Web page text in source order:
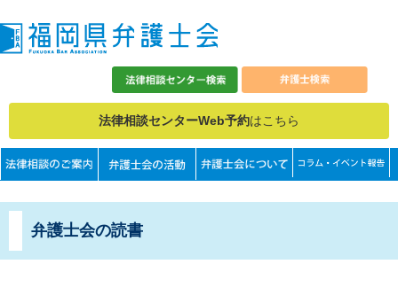
法律相談センターWeb予約はこちら
弁護士会の読書